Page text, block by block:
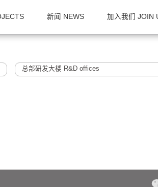
项目 PROJECTS 新闻 NEWS
总部研发大楼 R&D offices